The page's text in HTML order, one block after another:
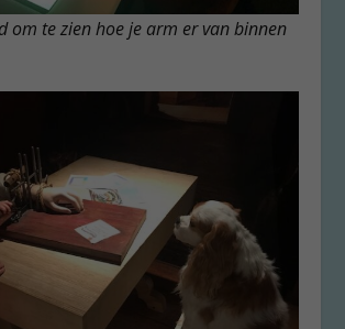
om te zien hoe je arm er van binnen